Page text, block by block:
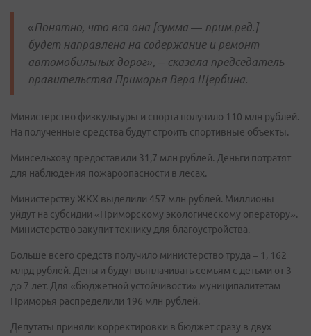
«Понятно, что вся она [сумма — прим.ред.]
будет направлена на содержание и ремонт
автомобильных дорог», – сказала председатель
правительства Приморья Вера Щербина.
Министерство физкультуры и спорта получило 110 млн рублей.
На полученные средства будут строить спортивные объекты.
Минсельхозу предоставили 31,7 млн рублей. Деньги потратят
для наблюдения пожароопасности в лесах.
Министерству ЖКХ выделили 457 млн рублей. Миллионы
уйдут на субсидии «Приморскому экологическому оператору».
Министерство закупит технику для благоустройства.
Больше всего средств получило министерство труда – 1, 162
млрд рублей. Деньги будут выплачивать семьям с детьми от 3
до 7 лет. Для «бюджетной устойчивости» муниципалитетам
Приморья распределили 196 млн рублей.
Депутаты приняли корректировки в бюджет сразу в двух